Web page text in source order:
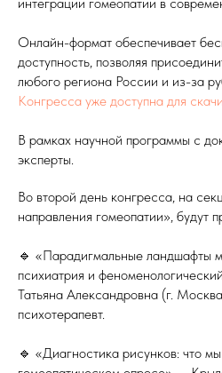
Онлайн-формат обеспечивает
доступность, позволяя
любого региона России и из-за
Конгресса уже доступна для
В рамках научной программы с
эксперты.
Во второй день конгресса, на
направления гомеопатии», будут
🔹 «Парадигмальные ландшафты
психиатрия и
Татьяна Александровна (г.
психотерапевт.
🔹 «Диагностика рисунков: что